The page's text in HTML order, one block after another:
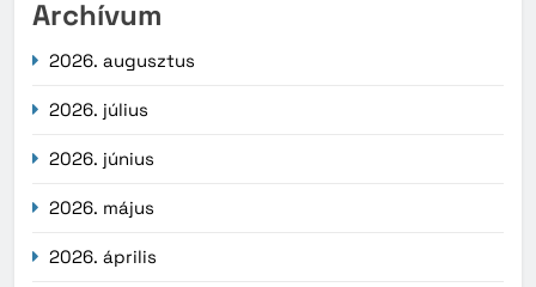
Archívum
2026. augusztus
2026. július
2026. június
2026. május
2026. április